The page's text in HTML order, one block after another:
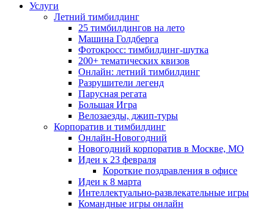
Услуги
Летний тимбилдинг
25 тимбилдингов на лето
Машина Голдберга
Фотокросс: тимбилдинг-шутка
200+ тематических квизов
Онлайн: летний тимбилдинг
Разрушители легенд
Парусная регата
Большая Игра
Велозаезды, джип-туры
Корпоратив и тимбилдинг
Онлайн-Новогодний
Новогодний корпоратив в Москве, МО
Идеи к 23 февраля
Короткие поздравления в офисе
Идеи к 8 марта
Интеллектуально-развлекательные игры
Командные игры онлайн